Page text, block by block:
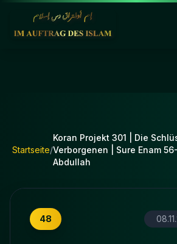
Startseite/
Koran Projekt 301 | Die
Verborgenen | Sure Enam
Abdullah
48